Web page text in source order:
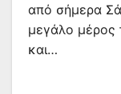
από σήμερα
μεγάλο μέρος
και…